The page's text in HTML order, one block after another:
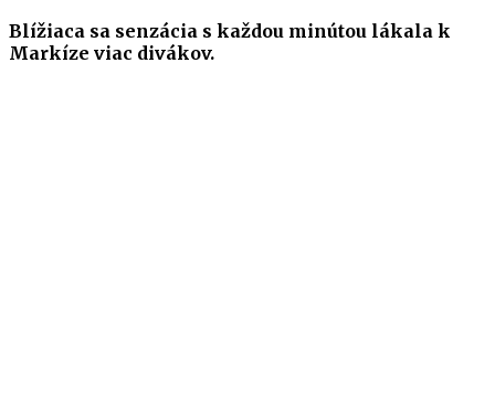
Blížiaca sa senzácia s každou minútou lákala k
Markíze viac divákov.